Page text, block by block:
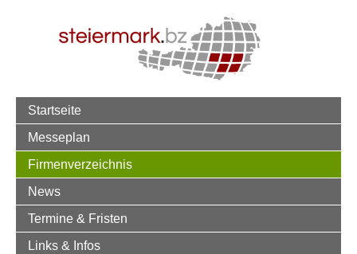
Startseite
Messeplan
Firmenverzeichnis
News
Termine & Fristen
Links & Infos